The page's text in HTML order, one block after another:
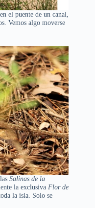
el puente de un canal,
Vemos algo moverse
Salinas de la
la exclusiva Flor de
la isla. Solo se